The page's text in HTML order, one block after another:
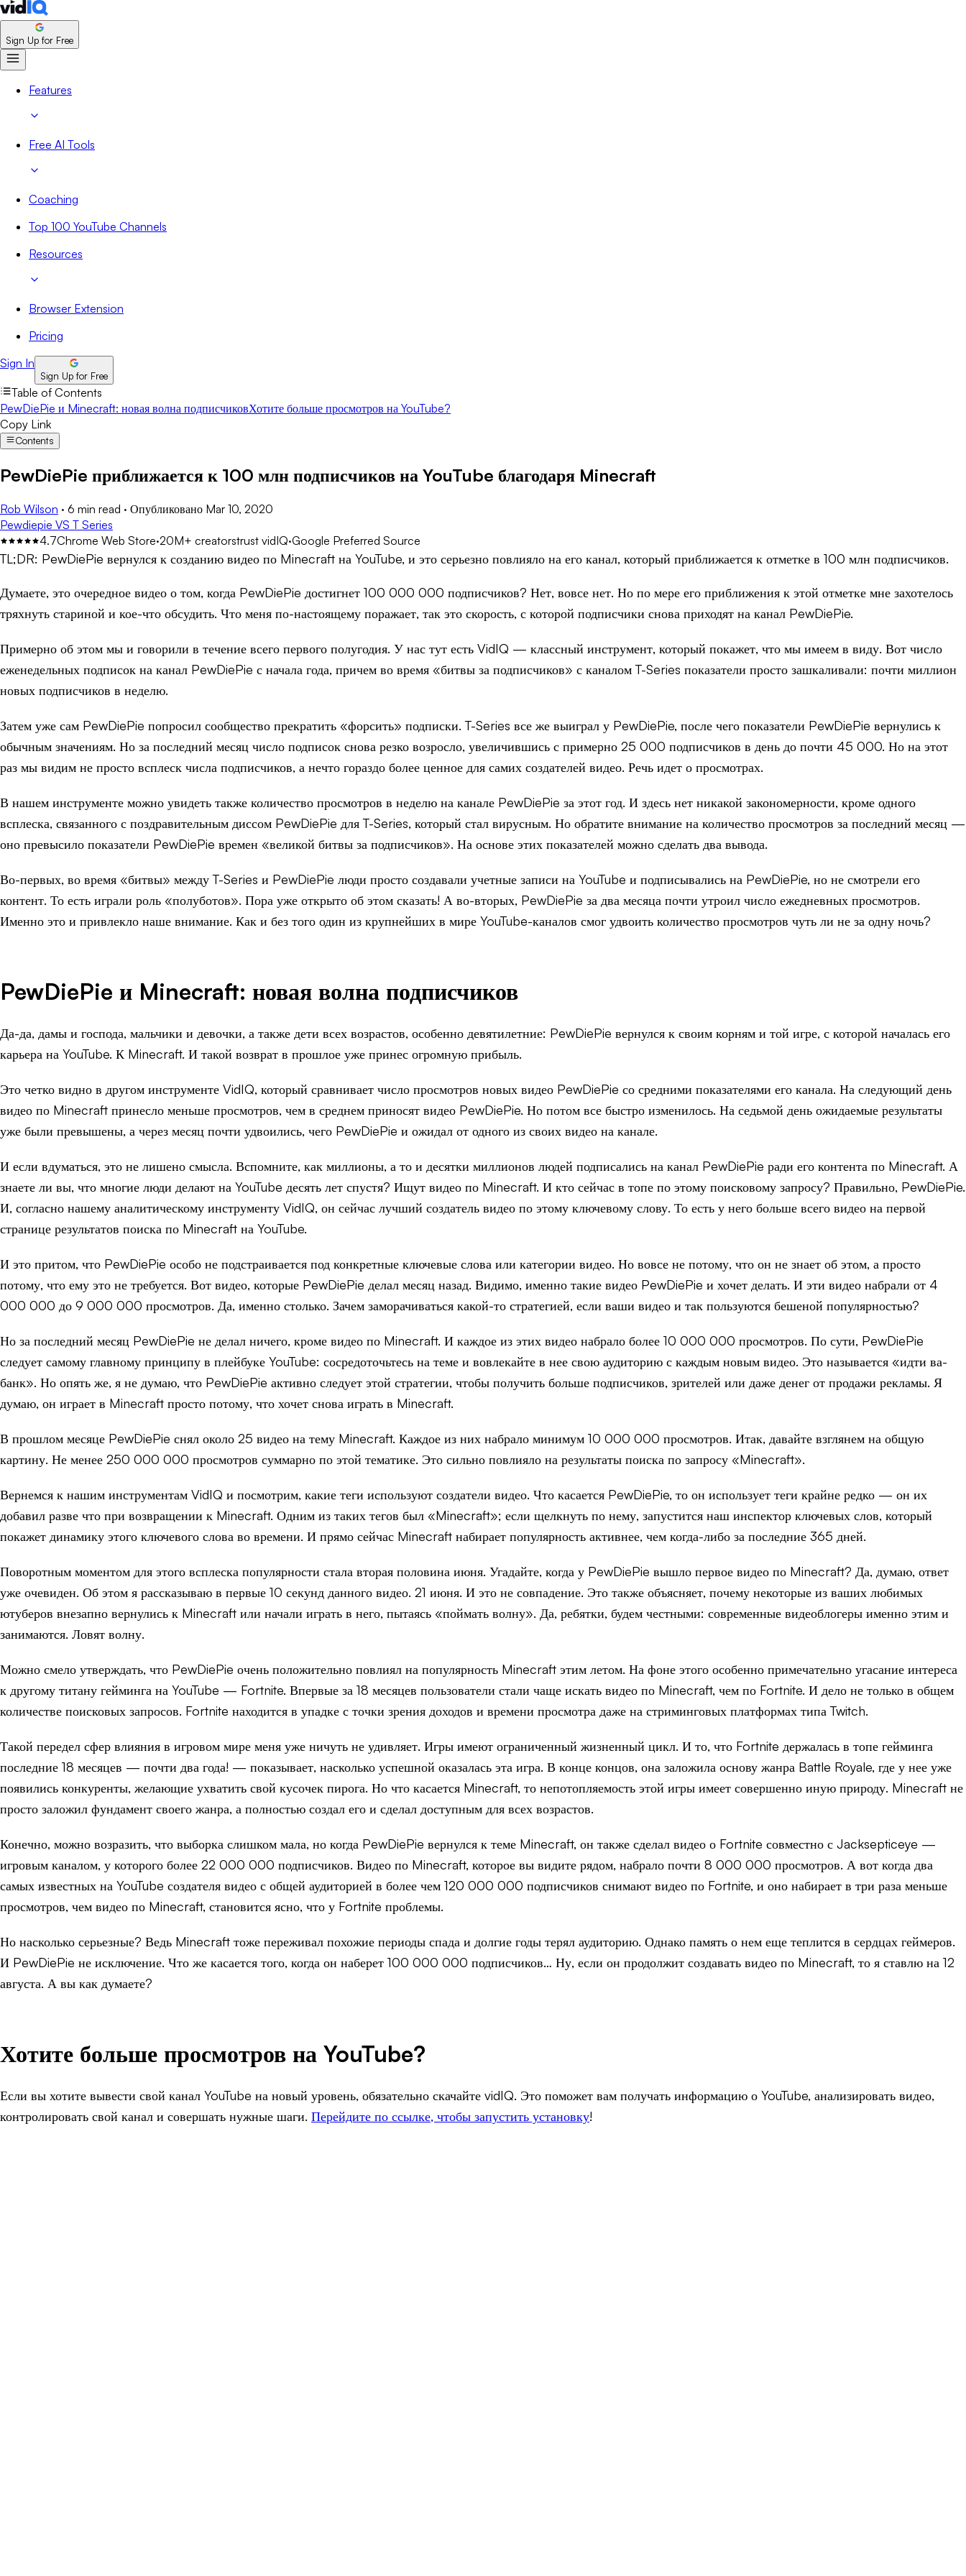
Sign Up for Free
Features
Free AI Tools
Coaching
Top 100 YouTube Channels
Resources
Browser Extension
Pricing
Sign In
Sign Up for Free
Table of Contents
PewDiePie и Minecraft: новая волна подписчиковХотите больше просмотров на YouTube?
Copy Link
Contents
PewDiePie приближается к 100 млн подписчиков на YouTube благодаря Minecraft
Rob Wilson · 6 min read · Опубликовано Mar 10, 2020
Pewdiepie VS T Series
4.7Chrome Web Store·20M+ creatorstrust vidIQ·Google Preferred Source
TL;DR: PewDiePie вернулся к созданию видео по Minecraft на YouTube, и это серьезно повлияло на его канал, который приближается к отметке в 100 млн подписчиков.
Думаете, это очередное видео о том, когда PewDiePie достигнет 100 000 000 подписчиков? Нет, вовсе нет. Но по мере его приближения к этой отметке мне захотелось
тряхнуть стариной и кое-что обсудить. Что меня по-настоящему поражает, так это скорость, с которой подписчики снова приходят на канал PewDiePie.
Примерно об этом мы и говорили в течение всего первого полугодия. У нас тут есть VidIQ — классный инструмент, который покажет, что мы имеем в виду. Вот число
еженедельных подписок на канал PewDiePie с начала года, причем во время «битвы за подписчиков» с каналом T-Series показатели просто зашкаливали: почти миллион
новых подписчиков в неделю.
Затем уже сам PewDiePie попросил сообщество прекратить «форсить» подписки. T-Series все же выиграл у PewDiePie, после чего показатели PewDiePie вернулись к
обычным значениям. Но за последний месяц число подписок снова резко возросло, увеличившись с примерно 25 000 подписчиков в день до почти 45 000. Но на этот
раз мы видим не просто всплеск числа подписчиков, а нечто гораздо более ценное для самих создателей видео. Речь идет о просмотрах.
В нашем инструменте можно увидеть также количество просмотров в неделю на канале PewDiePie за этот год. И здесь нет никакой закономерности, кроме одного
всплеска, связанного с поздравительным диссом PewDiePie для T-Series, который стал вирусным. Но обратите внимание на количество просмотров за последний месяц —
оно превысило показатели PewDiePie времен «великой битвы за подписчиков». На основе этих показателей можно сделать два вывода.
Во-первых, во время «битвы» между T-Series и PewDiePie люди просто создавали учетные записи на YouTube и подписывались на PewDiePie, но не смотрели его
контент. То есть играли роль «полуботов». Пора уже открыто об этом сказать! А во-вторых, PewDiePie за два месяца почти утроил число ежедневных просмотров.
Именно это и привлекло наше внимание. Как и без того один из крупнейших в мире YouTube-каналов смог удвоить количество просмотров чуть ли не за одну ночь?
PewDiePie и Minecraft: новая волна подписчиков
Да-да, дамы и господа, мальчики и девочки, а также дети всех возрастов, особенно девятилетние: PewDiePie вернулся к своим корням и той игре, с которой началась его
карьера на YouTube. К Minecraft. И такой возврат в прошлое уже принес огромную прибыль.
Это четко видно в другом инструменте VidIQ, который сравнивает число просмотров новых видео PewDiePie со средними показателями его канала. На следующий день
видео по Minecraft принесло меньше просмотров, чем в среднем приносят видео PewDiePie. Но потом все быстро изменилось. На седьмой день ожидаемые результаты
уже были превышены, а через месяц почти удвоились, чего PewDiePie и ожидал от одного из своих видео на канале.
И если вдуматься, это не лишено смысла. Вспомните, как миллионы, а то и десятки миллионов людей подписались на канал PewDiePie ради его контента по Minecraft. А
знаете ли вы, что многие люди делают на YouTube десять лет спустя? Ищут видео по Minecraft. И кто сейчас в топе по этому поисковому запросу? Правильно, PewDiePie.
И, согласно нашему аналитическому инструменту VidIQ, он сейчас лучший создатель видео по этому ключевому слову. То есть у него больше всего видео на первой
странице результатов поиска по Minecraft на YouTube.
И это притом, что PewDiePie особо не подстраивается под конкретные ключевые слова или категории видео. Но вовсе не потому, что он не знает об этом, а просто
потому, что ему это не требуется. Вот видео, которые PewDiePie делал месяц назад. Видимо, именно такие видео PewDiePie и хочет делать. И эти видео набрали от 4
000 000 до 9 000 000 просмотров. Да, именно столько. Зачем заморачиваться какой-то стратегией, если ваши видео и так пользуются бешеной популярностью?
Но за последний месяц PewDiePie не делал ничего, кроме видео по Minecraft. И каждое из этих видео набрало более 10 000 000 просмотров. По сути, PewDiePie
следует самому главному принципу в плейбуке YouTube: сосредоточьтесь на теме и вовлекайте в нее свою аудиторию с каждым новым видео. Это называется «идти ва-
банк». Но опять же, я не думаю, что PewDiePie активно следует этой стратегии, чтобы получить больше подписчиков, зрителей или даже денег от продажи рекламы. Я
думаю, он играет в Minecraft просто потому, что хочет снова играть в Minecraft.
В прошлом месяце PewDiePie снял около 25 видео на тему Minecraft. Каждое из них набрало минимум 10 000 000 просмотров. Итак, давайте взглянем на общую
картину. Не менее 250 000 000 просмотров суммарно по этой тематике. Это сильно повлияло на результаты поиска по запросу «Minecraft».
Вернемся к нашим инструментам VidIQ и посмотрим, какие теги используют создатели видео. Что касается PewDiePie, то он использует теги крайне редко — он их
добавил разве что при возвращении к Minecraft. Одним из таких тегов был «Minecraft»; если щелкнуть по нему, запустится наш инспектор ключевых слов, который
покажет динамику этого ключевого слова во времени. И прямо сейчас Minecraft набирает популярность активнее, чем когда-либо за последние 365 дней.
Поворотным моментом для этого всплеска популярности стала вторая половина июня. Угадайте, когда у PewDiePie вышло первое видео по Minecraft? Да, думаю, ответ
уже очевиден. Об этом я рассказываю в первые 10 секунд данного видео. 21 июня. И это не совпадение. Это также объясняет, почему некоторые из ваших любимых
ютуберов внезапно вернулись к Minecraft или начали играть в него, пытаясь «поймать волну». Да, ребятки, будем честными: современные видеоблогеры именно этим и
занимаются. Ловят волну.
Можно смело утверждать, что PewDiePie очень положительно повлиял на популярность Minecraft этим летом. На фоне этого особенно примечательно угасание интереса
к другому титану гейминга на YouTube — Fortnite. Впервые за 18 месяцев пользователи стали чаще искать видео по Minecraft, чем по Fortnite. И дело не только в общем
количестве поисковых запросов. Fortnite находится в упадке с точки зрения доходов и времени просмотра даже на стриминговых платформах типа Twitch.
Такой передел сфер влияния в игровом мире меня уже ничуть не удивляет. Игры имеют ограниченный жизненный цикл. И то, что Fortnite держалась в топе гейминга
последние 18 месяцев — почти два года! — показывает, насколько успешной оказалась эта игра. В конце концов, она заложила основу жанра Battle Royale, где у нее уже
появились конкуренты, желающие ухватить свой кусочек пирога. Но что касается Minecraft, то непотопляемость этой игры имеет совершенно иную природу. Minecraft не
просто заложил фундамент своего жанра, а полностью создал его и сделал доступным для всех возрастов.
Конечно, можно возразить, что выборка слишком мала, но когда PewDiePie вернулся к теме Minecraft, он также сделал видео о Fortnite совместно с Jacksepticeye —
игровым каналом, у которого более 22 000 000 подписчиков. Видео по Minecraft, которое вы видите рядом, набрало почти 8 000 000 просмотров. А вот когда два
самых известных на YouTube создателя видео с общей аудиторией в более чем 120 000 000 подписчиков снимают видео по Fortnite, и оно набирает в три раза меньше
просмотров, чем видео по Minecraft, становится ясно, что у Fortnite проблемы.
Но насколько серьезные? Ведь Minecraft тоже переживал похожие периоды спада и долгие годы терял аудиторию. Однако память о нем еще теплится в сердцах геймеров.
И PewDiePie не исключение. Что же касается того, когда он наберет 100 000 000 подписчиков… Ну, если он продолжит создавать видео по Minecraft, то я ставлю на 12
августа. А вы как думаете?
Хотите больше просмотров на YouTube?
Если вы хотите вывести свой канал YouTube на новый уровень, обязательно скачайте vidIQ. Это поможет вам получать информацию о YouTube, анализировать видео,
контролировать свой канал и совершать нужные шаги. Перейдите по ссылке, чтобы запустить установку!